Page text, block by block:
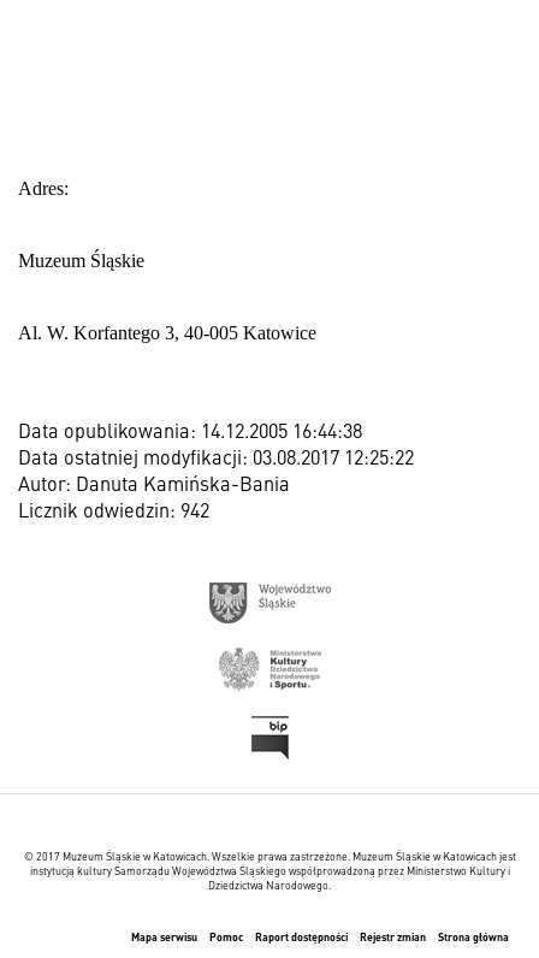
Adres:
Muzeum Śląskie
Al. W. Korfantego 3, 40-005 Katowice
Data opublikowania: 14.12.2005 16:44:38
Data ostatniej modyfikacji: 03.08.2017 12:25:22
Autor: Danuta Kamińska-Bania
Licznik odwiedzin: 942
© 2017 Muzeum Śląskie w Katowicach. Wszelkie prawa zastrzeżone. Muzeum Śląskie w Katowicach jest
instytucją kultury Samorządu Województwa Śląskiego współprowadzoną przez Ministerstwo Kultury i
Dziedzictwa Narodowego.
Mapa serwisu Pomoc Raport dostępności Rejestr zmian Strona główna